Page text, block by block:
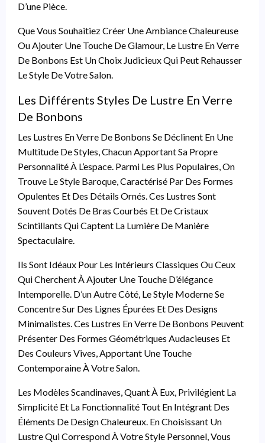
D’une Pièce.
Que Vous Souhaitiez Créer Une Ambiance Chaleureuse
Ou Ajouter Une Touche De Glamour, Le Lustre En Verre
De Bonbons Est Un Choix Judicieux Qui Peut Rehausser
Le Style De Votre Salon.
Les Différents Styles De Lustre En Verre
De Bonbons
Les Lustres En Verre De Bonbons Se Déclinent En Une
Multitude De Styles, Chacun Apportant Sa Propre
Personnalité À L’espace. Parmi Les Plus Populaires, On
Trouve Le Style Baroque, Caractérisé Par Des Formes
Opulentes Et Des Détails Ornés. Ces Lustres Sont
Souvent Dotés De Bras Courbés Et De Cristaux
Scintillants Qui Captent La Lumière De Manière
Spectaculaire.
Ils Sont Idéaux Pour Les Intérieurs Classiques Ou Ceux
Qui Cherchent À Ajouter Une Touche D’élégance
Intemporelle. D’un Autre Côté, Le Style Moderne Se
Concentre Sur Des Lignes Épurées Et Des Designs
Minimalistes. Ces Lustres En Verre De Bonbons Peuvent
Présenter Des Formes Géométriques Audacieuses Et
Des Couleurs Vives, Apportant Une Touche
Contemporaine À Votre Salon.
Les Modèles Scandinaves, Quant À Eux, Privilégient La
Simplicité Et La Fonctionnalité Tout En Intégrant Des
Éléments De Design Chaleureux. En Choisissant Un
Lustre Qui Correspond À Votre Style Personnel, Vous